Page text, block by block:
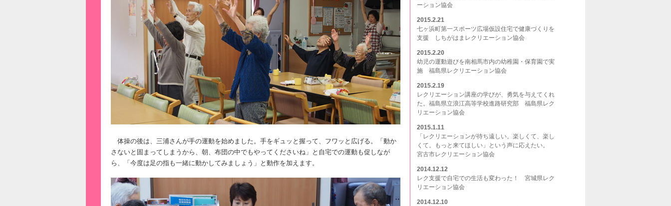
ーション協会
2015.2.21
七ヶ浜町第一スポーツ広場仮設住宅で健康づくりを
支援 しちがはまレクリエーション協会
2015.2.20
幼児の運動遊びを南相馬市内の幼稚園・保育園で実
施 福島県レクリエーション協会
2015.2.19
レクリエーション講座の学びが、勇気を与えてくれ
た。福島県立浪江高等学校進路研究部 福島県レク
リエーション協会
2015.1.11
「レクリエーションが待ち遠しい。楽しくて、楽し
くて。もっと来てほしい」という声に応えたい。
宮古市レクリエーション協会
2014.12.12
レク支援で自宅での生活も変わった！ 宮城県レク
リエーション協会
2014.12.10
体操の後は、三浦さんが手の運動を始めました。手をギュッと握って、フワッと広げる。「動か
さないと固まってしまうから、朝、布団の中でもやってくださいね」と自宅での運動も促しなが
ら、「今度は足の指も一緒に動かしてみましょう」と動作を加えます。